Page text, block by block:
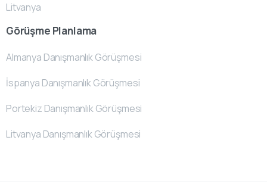
Litvanya
Görüşme Planlama
Almanya Danışmanlık Görüşmesi
İspanya Danışmanlık Görüşmesi
Portekiz Danışmanlık Görüşmesi
Litvanya Danışmanlık Görüşmesi